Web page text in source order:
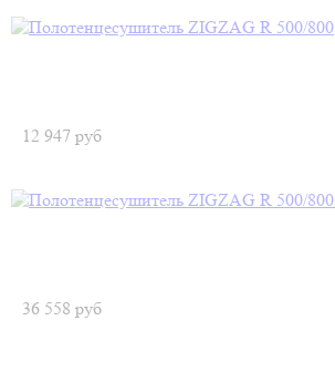
12 947 руб
36 558 руб